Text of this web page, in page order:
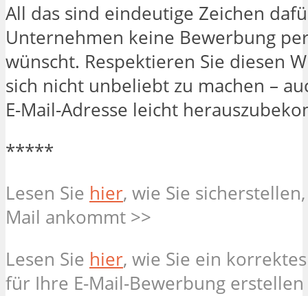
All das sind eindeutige Zeichen
Unternehmen keine Bewerbung
wünscht. Respektieren Sie diesen
sich nicht unbeliebt zu machen –
E-Mail-Adresse leicht
*****
Lesen Sie hier, wie Sie
Mail ankommt >>
Lesen Sie hier, wie Sie ein
für Ihre E-Mail-Bewerbung erstellen